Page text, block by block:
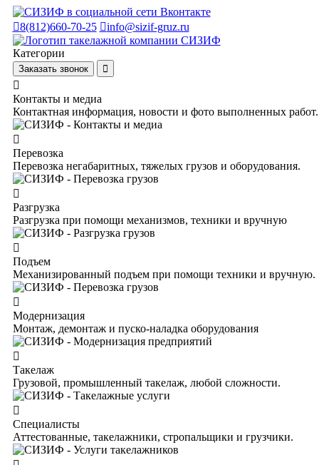
8(812)660-70-25 info@sizif-gruz.ru
Категории
Заказать звонок
Контакты и медиа
Контактная информация, новости и фото выполненных работ.
Перевозка
Перевозка негабаритных, тяжелых грузов и оборудования.
Разгрузка
Разгрузка при помощи механизмов, техники и вручную
Подъем
Механизированный подъем при помощи техники и вручную.
Модернизация
Монтаж, демонтаж и пуско-наладка оборудования
Такелаж
Грузовой, промышленный такелаж, любой сложности.
Специалисты
Аттестованные, такелажники, стропальщики и грузчики.